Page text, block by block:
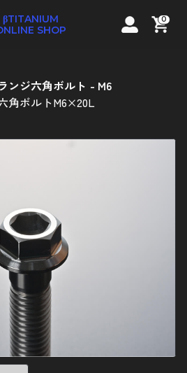
βTITANIUM
SHOP
0
プボルト
六角ボルト
ト
ンジ六角ボルト
M6
角ボルトM6×20L